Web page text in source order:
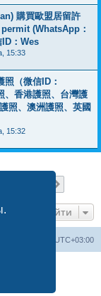
購買歐盟居留許
(WhatsApp：
ID：Wes
15:33
（微信ID：
、香港護照、台灣護
照、澳洲護照、英國
15:32
Перейти
UTC+03:00
Limited